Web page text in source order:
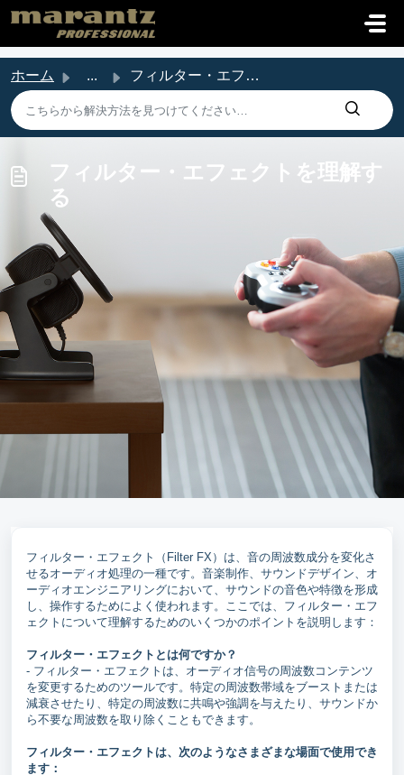
メインコンテンツに移動
ホーム ... フィルター・エフェクトを理解する
フィルター・エフェクトを理解す
る
フィルター・エフェクト（Filter FX）は、音の周波数成分を変化さ
せるオーディオ処理の一種です。音楽制作、サウンドデザイン、オ
ーディオエンジニアリングにおいて、サウンドの音色や特徴を形成
し、操作するためによく使われます。ここでは、フィルター・エフ
ェクトについて理解するためのいくつかのポイントを説明します：
フィルター・エフェクトとは何ですか？
- フィルター・エフェクトは、オーディオ信号の周波数コンテンツ
を変更するためのツールです。特定の周波数帯域をブーストまたは
減衰させたり、特定の周波数に共鳴や強調を与えたり、サウンドか
ら不要な周波数を取り除くこともできます。
フィルター・エフェクトは、次のようなさまざまな場面で使用でき
ます：